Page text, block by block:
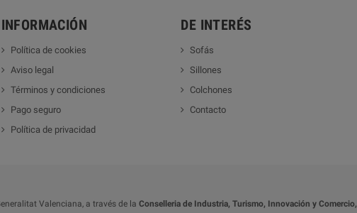
INFORMACIÓN
Política de cookies
Aviso legal
Términos y condiciones
Pago seguro
Política de privacidad
DE INTERÉS
Sofás
Sillones
Colchones
Contacto
Valenciana, a través de la Conselleria de Industria, Turismo, Innovación y Comercio,